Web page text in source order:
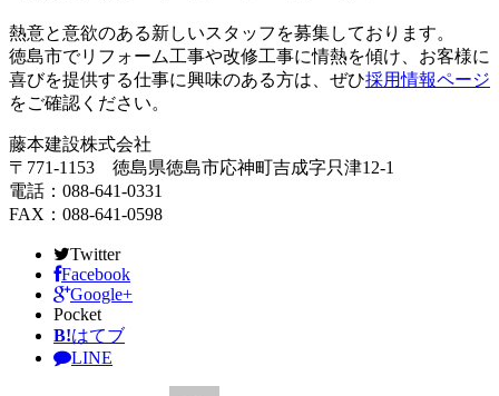
熱意と意欲のある新しいスタッフを募集しております。
徳島市でリフォーム工事や改修工事に情熱を傾け、お客様に
喜びを提供する仕事に興味のある方は、ぜひ採用情報ページ
をご確認ください。
藤本建設株式会社
〒771-1153 徳島県徳島市応神町吉成字只津12-1
電話：088-641-0331
FAX：088-641-0598
Twitter
Facebook
Google+
Pocket
B!はてブ
LINE